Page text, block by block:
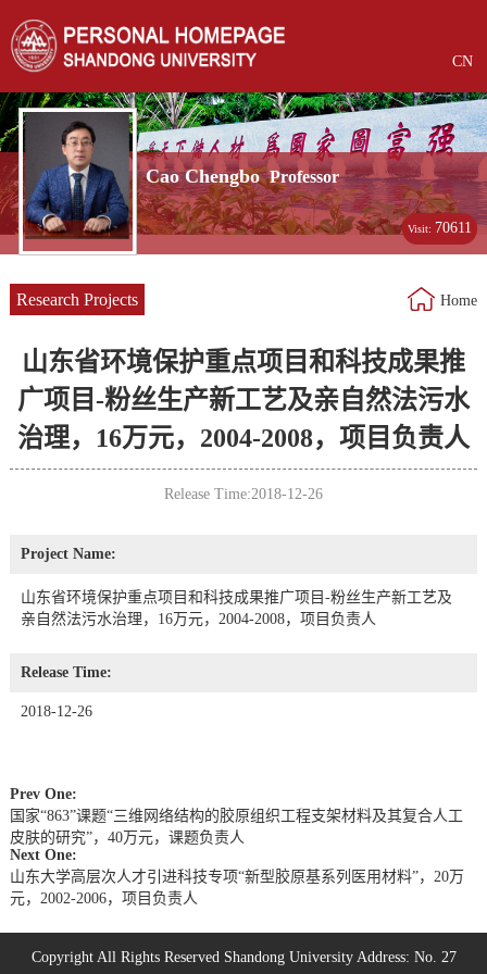
CN
Cao Chengbo Professor
Visit: 70611
Research Projects Home
山东省环境保护重点项目和科技成果推
广项目-粉丝生产新工艺及亲自然法污水
治理，16万元，2004-2008，项目负责人
Release Time:2018-12-26
Project Name:
山东省环境保护重点项目和科技成果推广项目-粉丝生产新工艺及
亲自然法污水治理，16万元，2004-2008，项目负责人
Release Time:
2018-12-26
Prev One:
国家“863”课题“三维网络结构的胶原组织工程支架材料及其复合人工
皮肤的研究”，40万元，课题负责人
Next One:
山东大学高层次人才引进科技专项“新型胶原基系列医用材料”，20万
元，2002-2006，项目负责人
Copyright All Rights Reserved Shandong University Address: No. 27